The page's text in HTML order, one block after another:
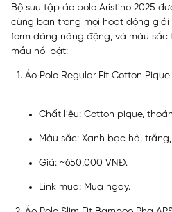
Bộ sưu tập áo polo Aristino 2025
cùng bạn trong mọi hoạt động giải
form dáng năng động, và màu
mẫu nổi bật:
Áo Polo Regular Fit Cotton Pique
Chất liệu: Cotton pique,
Màu sắc: Xanh bạc hà,
Giá: ~650,000 VNĐ.
Link mua: Mua ngay.